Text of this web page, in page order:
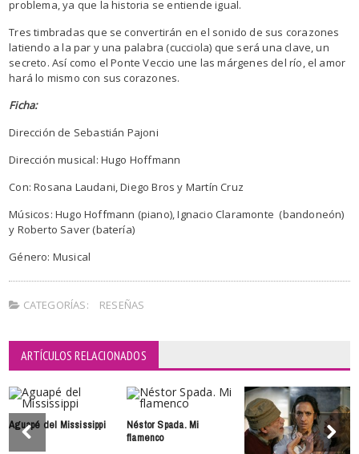
problema, ya que la historia se entiende igual.
Tres timbradas que se convertirán en el sonido de sus corazones
latiendo a la par y una palabra (cucciola) que será una clave, un
secreto. Así como el Ponte Veccio une las márgenes del río, el amor
hará lo mismo con sus corazones.
Ficha:
Dirección de Sebastián Pajoni
Dirección musical: Hugo Hoffmann
Con: Rosana Laudani, Diego Bros y Martín Cruz
Músicos: Hugo Hoffmann (piano), Ignacio Claramonte (bandoneón)
y Roberto Saver (batería)
Género: Musical
CATEGORÍAS: RESEÑAS
ARTÍCULOS RELACIONADOS
Aguapé del Mississippi Néstor Spada. Mi
flamenco